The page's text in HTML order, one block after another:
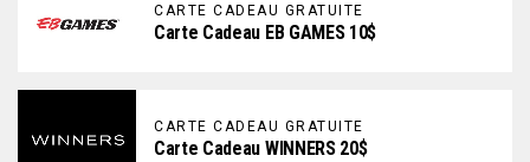
CARTE CADEAU GRATUITE
Carte Cadeau EB GAMES 10$
CARTE CADEAU GRATUITE
Carte Cadeau WINNERS 20$